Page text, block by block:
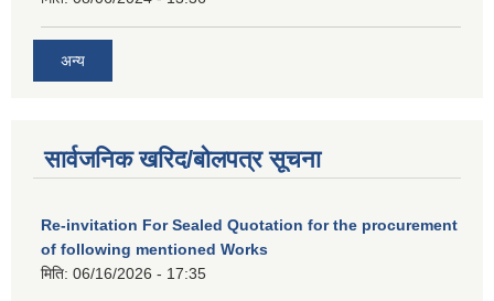
अन्य
सार्वजनिक खरिद/बोलपत्र सूचना
Re-invitation For Sealed Quotation for the procurement
of following mentioned Works
मिति: 06/16/2026 - 17:35